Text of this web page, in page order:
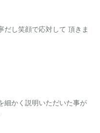
だし笑顔で応対して 頂きま
細かく説明いただいた事が